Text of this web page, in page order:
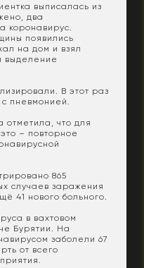
выписалась из
два
коронавирус.
появились
на дом и взял
выделение
В этот раз
пневмонией.
отметила, что для
– повторное
865
случаев заражения
41 нового больного.
в вахтовом
Бурятии. На
заболели 67
от всего